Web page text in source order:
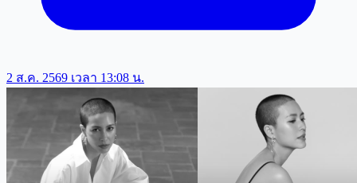
2 ส.ค. 2569 เวลา 13:08 น.